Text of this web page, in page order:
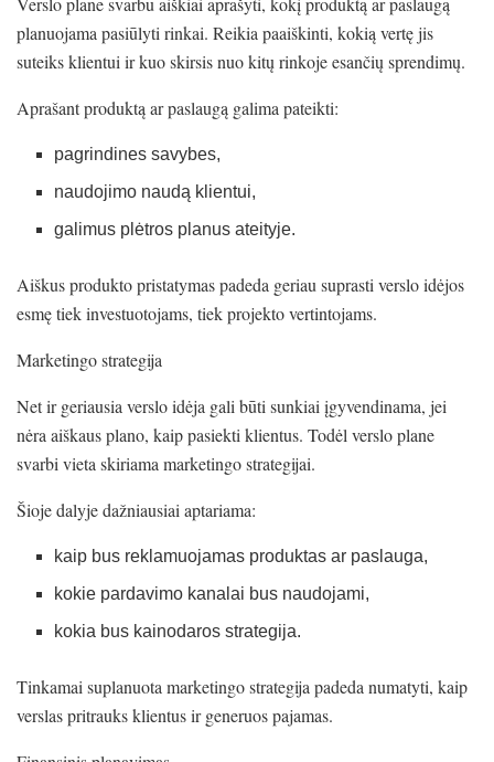
planuojama pasiūlyti rinkai. Reikia paaiškinti, kokią vertę jis
suteiks klientui ir kuo skirsis nuo kitų rinkoje esančių sprendimų.
Aprašant produktą ar paslaugą galima pateikti:
pagrindines savybes,
naudojimo naudą klientui,
galimus plėtros planus ateityje.
Aiškus produkto pristatymas padeda geriau suprasti verslo idėjos
esmę tiek investuotojams, tiek projekto vertintojams.
Marketingo strategija
Net ir geriausia verslo idėja gali būti sunkiai įgyvendinama, jei
nėra aiškaus plano, kaip pasiekti klientus. Todėl verslo plane
svarbi vieta skiriama marketingo strategijai.
Šioje dalyje dažniausiai aptariama:
kaip bus reklamuojamas produktas ar paslauga,
kokie pardavimo kanalai bus naudojami,
kokia bus kainodaros strategija.
Tinkamai suplanuota marketingo strategija padeda numatyti, kaip
verslas pritrauks klientus ir generuos pajamas.